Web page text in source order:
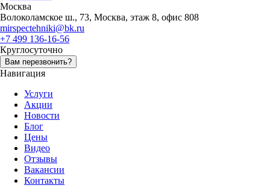
Москва
Волоколамское ш., 73, Москва, этаж 8, офис 808
mirspectehniki@bk.ru
+7 499 136-16-56
Круглосуточно
Вам перезвонить?
Навигация
Услуги
Акции
Новости
Блог
Цены
Видео
Отзывы
Вакансии
Контакты